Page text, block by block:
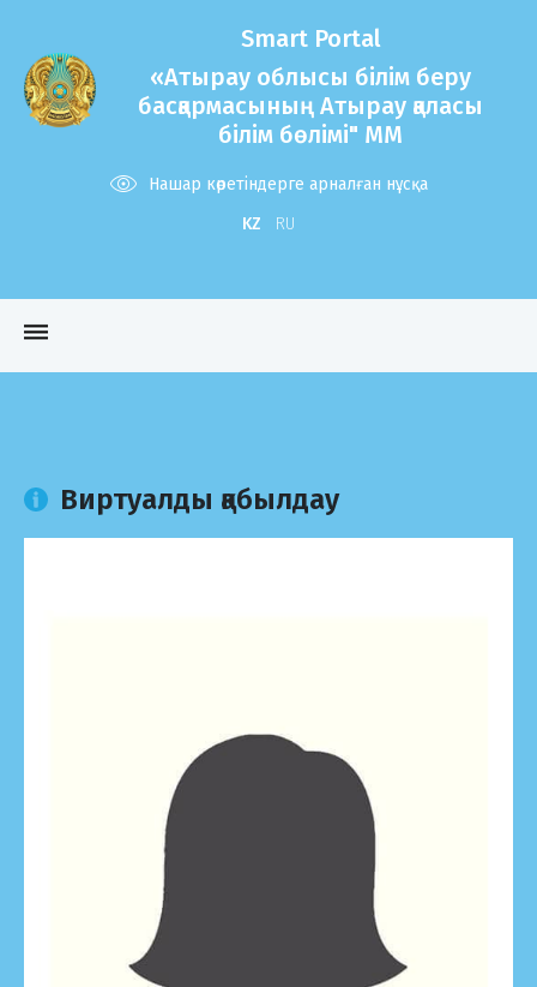
Smart Portal
«Атырау облысы білім беру
басқармасының Атырау қаласы
білім бөлімі" ММ
Нашар көретіндерге арналған нұсқа
KZ
RU
dehaze
Виртуалды қабылдау